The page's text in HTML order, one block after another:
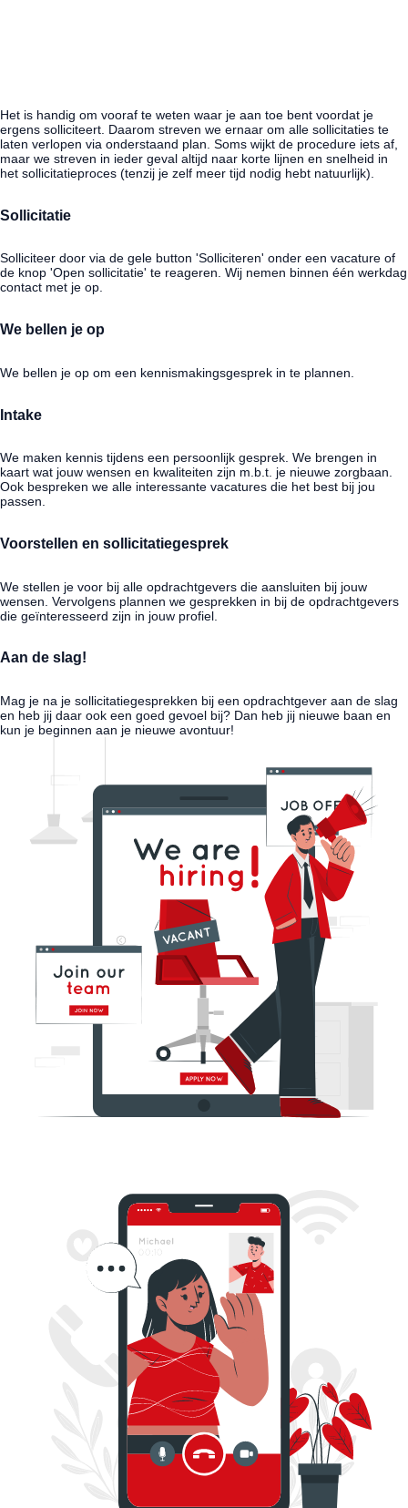
Het is handig om vooraf te weten waar je aan toe bent voordat je
ergens solliciteert. Daarom streven we ernaar om alle sollicitaties te
laten verlopen via onderstaand plan. Soms wijkt de procedure iets af,
maar we streven in ieder geval altijd naar korte lijnen en snelheid in
het sollicitatieproces (tenzij je zelf meer tijd nodig hebt natuurlijk).
Sollicitatie
Solliciteer door via de gele button 'Solliciteren' onder een vacature of
de knop 'Open sollicitatie' te reageren. Wij nemen binnen één werkdag
contact met je op.
We bellen je op
We bellen je op om een kennismakingsgesprek in te plannen.
Intake
We maken kennis tijdens een persoonlijk gesprek. We brengen in
kaart wat jouw wensen en kwaliteiten zijn m.b.t. je nieuwe zorgbaan.
Ook bespreken we alle interessante vacatures die het best bij jou
passen.
Voorstellen en sollicitatiegesprek
We stellen je voor bij alle opdrachtgevers die aansluiten bij jouw
wensen. Vervolgens plannen we gesprekken in bij de opdrachtgevers
die geïnteresseerd zijn in jouw profiel.
Aan de slag!
Mag je na je sollicitatiegesprekken bij een opdrachtgever aan de slag
en heb jij daar ook een goed gevoel bij? Dan heb jij nieuwe baan en
kun je beginnen aan je nieuwe avontuur!